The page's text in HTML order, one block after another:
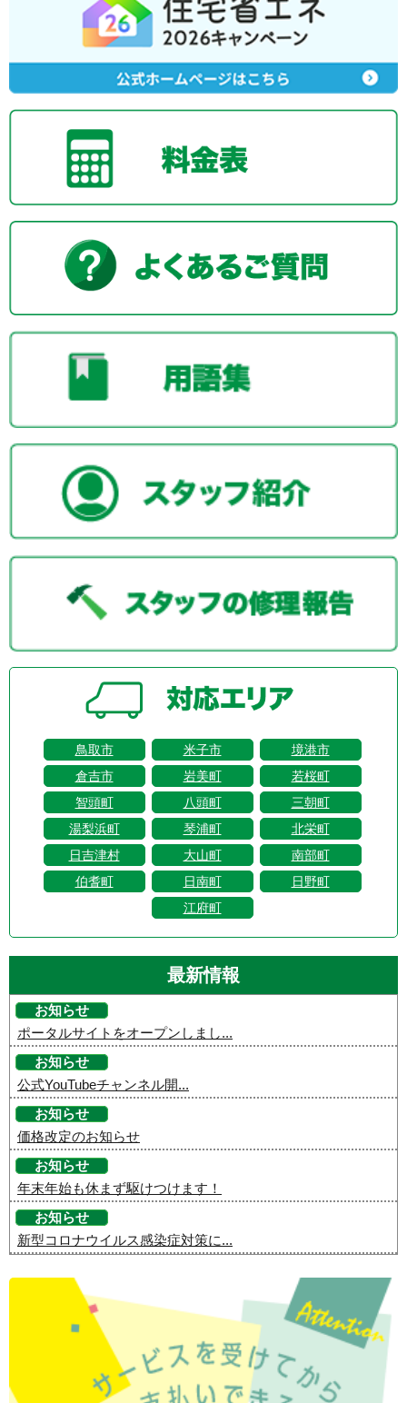
鳥取市 米子市
境港市
倉吉市
岩美町
若桜町
智頭町
八頭町
三朝町
湯梨浜町
琴浦町
北栄町
日吉津村
大山町
南部町
伯耆町
日南町
日野町
江府町
最新情報
お知らせ
ポータルサイトをオープンしまし...
お知らせ
公式YouTubeチャンネル開...
お知らせ
価格改定のお知らせ
お知らせ
年末年始も休まず駆けつけます！
お知らせ
新型コロナウイルス感染症対策に...